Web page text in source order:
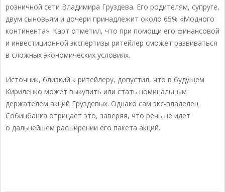
розничной сети Владимира Груздева. Его родителям, супруге,
двум сыновьям и дочери принадлежит около 65% «Модного
континента». Карт отметил, что при помощи его финансовой
и инвестиционной экспертизы ритейлер сможет развиваться
в сложных экономических условиях.
Источник, близкий к ритейлеру, допустил, что в будущем
Кириленко может выкупить или стать номинальным
держателем акций Груздевых. Однако сам экс-владелец
Собинбанка отрицает это, заверяя, что речь не идет
о дальнейшем расширении его пакета акций.